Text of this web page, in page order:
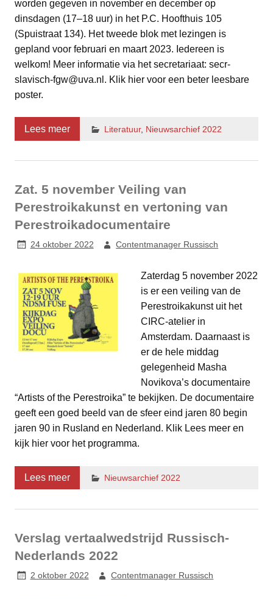
worden gegeven in november en december op
dinsdagen (17–18 uur) in het P.C. Hoofthuis 105
(Spuistraat 134). Het tweede blok met lezingen is
gepland voor februari en maart 2023. Iedereen is
welkom! Meer informatie via het secretariaat: secr-
slavisch-fgw@uva.nl. Klik hier voor een beter leesbare
poster.
Lees meer Literatuur, Nieuwsarchief 2022
Zat. 5 november Veiling van
Perestroikakunst en vertoning van
Perestroikadocumentaire
24 oktober 2022 Contentmanager Russisch
Zaterdag 5 november 2022
is er een veiling van de
Perestroikakunst uit het
CIRC-atelier in
Amsterdam. Daarnaast is
er de hele middag
gelegenheid Masha
Novikova’s documentaire
“Artists of the Perestroika” te bekijken. De documentaire
geeft een goed beeld van de sfeer eind jaren 80 begin
jaren 90 in Rusland en Nederland. Klik Lees meer en
kijk hier voor het programma.
Lees meer Nieuwsarchief 2022
Verslag vertaalwedstrijd Russisch-
Nederlands 2022
2 oktober 2022 Contentmanager Russisch